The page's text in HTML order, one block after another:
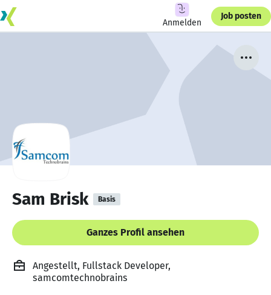
Anmelden
Job posten
Sam Brisk Basis
Ganzes Profil ansehen
Angestellt, Fullstack Developer,
samcomtechnobrains